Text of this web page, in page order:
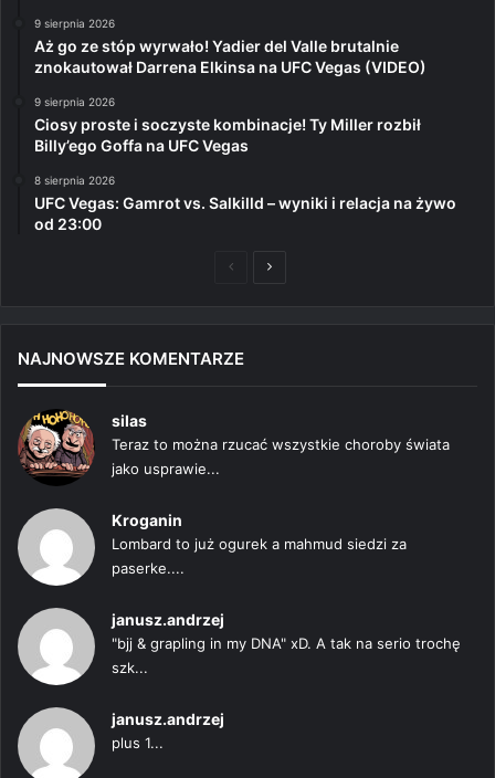
9 sierpnia 2026
Aż go ze stóp wyrwało! Yadier del Valle brutalnie
znokautował Darrena Elkinsa na UFC Vegas (VIDEO)
9 sierpnia 2026
Ciosy proste i soczyste kombinacje! Ty Miller rozbił
Billy’ego Goffa na UFC Vegas
8 sierpnia 2026
UFC Vegas: Gamrot vs. Salkilld – wyniki i relacja na żywo
od 23:00
PoprzedniaNastępna
NAJNOWSZE KOMENTARZE
silas
Teraz to można rzucać wszystkie choroby świata
jako usprawie...
Kroganin
Lombard to już ogurek a mahmud siedzi za
paserke....
janusz.andrzej
"bjj & grapling in my DNA" xD. A tak na serio trochę
szk...
janusz.andrzej
plus 1...